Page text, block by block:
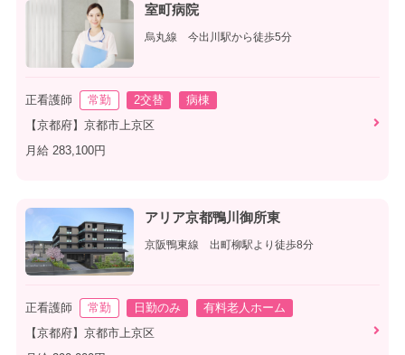
室町病院
烏丸線 今出川駅から徒歩5分
正看護師 常勤 2交替
病棟
【京都府】京都市上京区
月給 283,100円
アリア京都鴨川御所東
京阪鴨東線 出町柳駅より徒歩8分
正看護師 常勤 日勤のみ
有料老人ホーム
【京都府】京都市上京区